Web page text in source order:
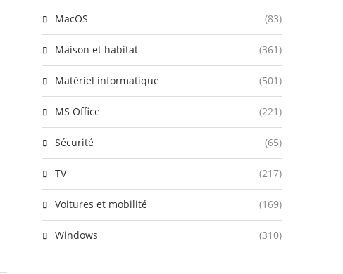
MacOS (83)
Maison et habitat (361)
Matériel informatique (501)
MS Office (221)
Sécurité (65)
TV (217)
Voitures et mobilité (169)
Windows (310)